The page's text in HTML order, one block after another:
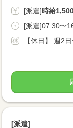
[派遣]時給
[派遣]07:30〜
[派遣]